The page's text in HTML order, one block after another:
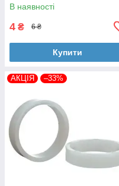
В наявності
4 ₴ 6 ₴
Купити
АКЦІЯ –33%